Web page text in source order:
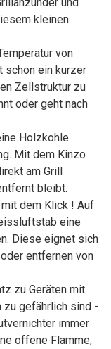
kleinen
von
schon ein kurzer
Zellstruktur zu
oder geht nach
Holzkohle
Mit dem Kinzo
am Grill
bleibt.
mit dem Klick ! Auf
eine
Diese eignet sich
entfernen von
zu Geräten mit
zu gefährlich sind -
immer
offene Flamme,